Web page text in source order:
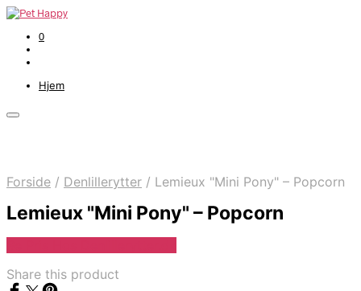
0
Hjem
Forside / Denlillerytter / Lemieux "Mini Pony" – Popcorn
Lemieux "Mini Pony" – Popcorn
Share this product